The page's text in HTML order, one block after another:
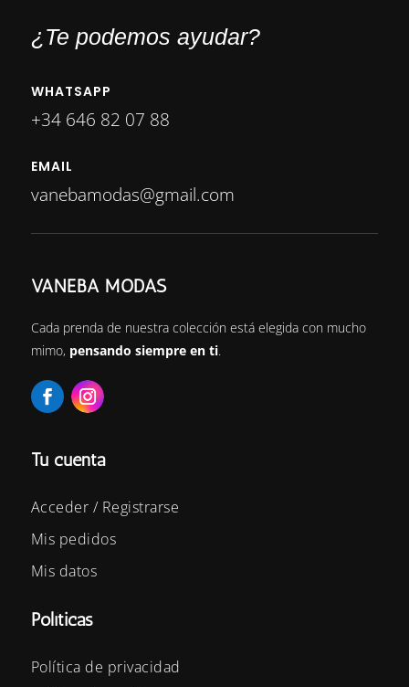
¿Te podemos ayudar?
WHATSAPP
+34 646 82 07 88
EMAIL
vanebamodas@gmail.com
VANEBA MODAS
Cada prenda de nuestra colección está elegida con mucho
mimo, pensando siempre en ti.
Tu cuenta
Acceder / Registrarse
Mis pedidos
Mis datos
Políticas
Política de privacidad